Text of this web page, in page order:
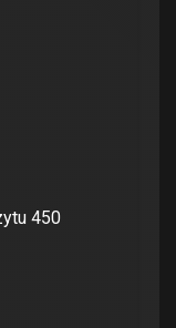
450